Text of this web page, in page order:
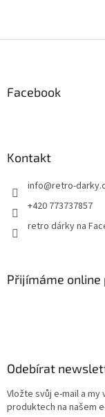
Facebook
Kontakt
info@retro-
+420 773737857
retro dárky na
Přijímáme online
Odebírat
Vložte svůj e-mail a
produktech na našem